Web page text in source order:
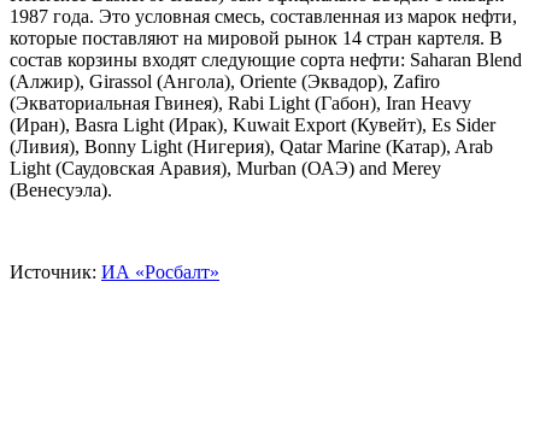
1987 года. Это условная смесь, составленная из марок нефти,
которые поставляют на мировой рынок 14 стран картеля. В
состав корзины входят следующие сорта нефти: Saharan Blend
(Алжир), Girassol (Ангола), Oriente (Эквадор), Zafiro
(Экваториальная Гвинея), Rabi Light (Габон), Iran Heavy
(Иран), Basra Light (Ирак), Kuwait Export (Кувейт), Es Sider
(Ливия), Bonny Light (Нигерия), Qatar Marine (Катар), Arab
Light (Саудовская Аравия), Murban (ОАЭ) and Merey
(Венесуэла).
Источник: ИА «Росбалт»